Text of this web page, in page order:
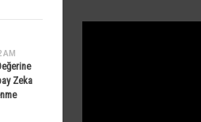
AM
Zeka